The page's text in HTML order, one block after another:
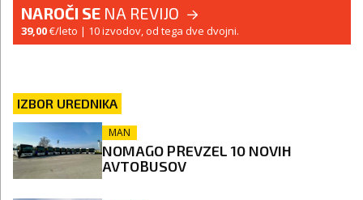
NAROČI SE NA REVIJO
39,00€/leto | 10 izvodov, od tega dve dvojni.
IZBOR UREDNIKA
MAN
NOMAGO PREVZEL 10 NOVIH
AVTOBUSOV